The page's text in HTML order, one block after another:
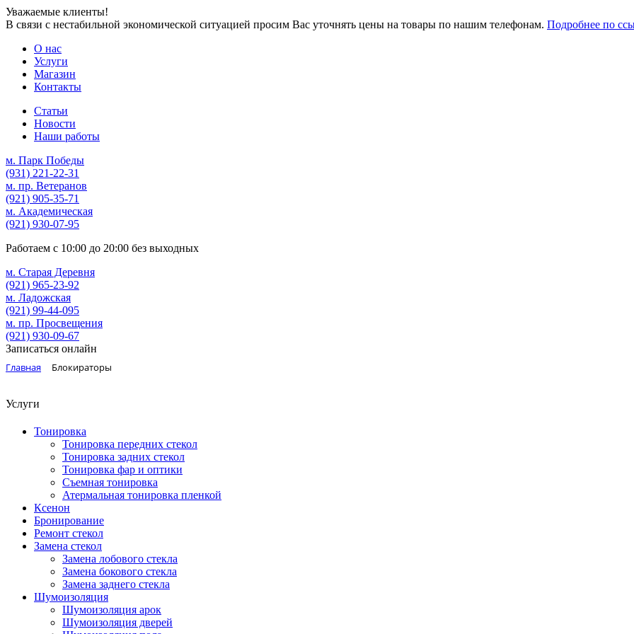
Уважаемые клиенты!
В связи с нестабильной экономической ситуацией просим Вас уточнять цены на товары по нашим телефонам. Подробнее по
О нас
Услуги
Магазин
Контакты
Статьи
Новости
Наши работы
м. Парк Победы
(931) 221-22-31
м. пр. Ветеранов
(921) 905-35-71
м. Академическая
(921) 930-07-95
Работаем с 10:00 до 20:00 без выходных
м. Старая Деревня
(921) 965-23-92
м. Ладожская
(921) 99-44-095
м. пр. Просвещения
(921) 930-09-67
Записаться онлайн
Главная Блокираторы
Услуги
Тонировка
Тонировка передних стекол
Тонировка задних стекол
Тонировка фар и оптики
Съемная тонировка
Атермальная тонировка пленкой
Ксенон
Бронирование
Ремонт стекол
Замена стекол
Замена лобового стекла
Замена бокового стекла
Замена заднего стекла
Шумоизоляция
Шумоизоляция арок
Шумоизоляция дверей